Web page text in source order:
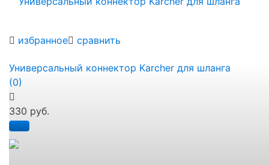
избранное сравнить
Универсальный коннектор Karcher для шланга
(0)
330 руб.